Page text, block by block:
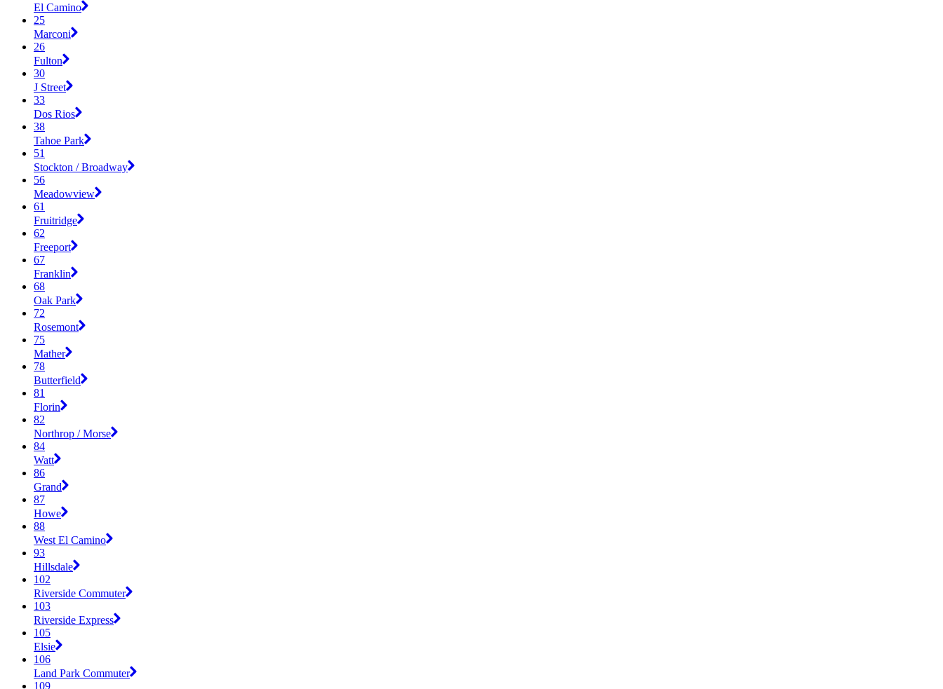
El Camino
25
Marconi
26
Fulton
30
J Street
33
Dos Rios
38
Tahoe Park
51
Stockton / Broadway
56
Meadowview
61
Fruitridge
62
Freeport
67
Franklin
68
Oak Park
72
Rosemont
75
Mather
78
Butterfield
81
Florin
82
Northrop / Morse
84
Watt
86
Grand
87
Howe
88
West El Camino
93
Hillsdale
102
Riverside Commuter
103
Riverside Express
105
Elsie
106
Land Park Commuter
109